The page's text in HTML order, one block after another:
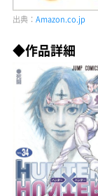
出典： Amazon.co.jp
◆作品詳細